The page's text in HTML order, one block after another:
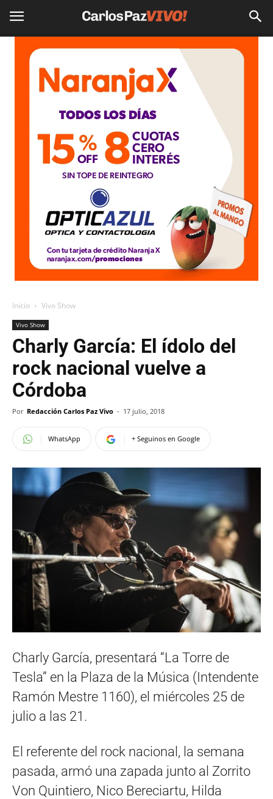
Inicio Vivo Show
Vivo Show
Charly García: El ídolo del
rock nacional vuelve a
Córdoba
Por Redacción Carlos Paz Vivo - 17 julio, 2018
WhatsApp + Seguinos en Google
Charly García, presentará “La Torre de
Tesla” en la Plaza de la Música (Intendente
Ramón Mestre 1160), el miércoles 25 de
julio a las 21.
El referente del rock nacional, la semana
pasada, armó una zapada junto al Zorrito
Von Quintiero, Nico Bereciartu, Hilda